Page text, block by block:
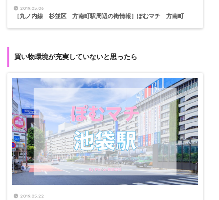
2019.05.06
［丸ノ内線 杉並区 方南町駅周辺の街情報］ぽむマチ 方南町
買い物環境が充実していないと思ったら
2019.05.22